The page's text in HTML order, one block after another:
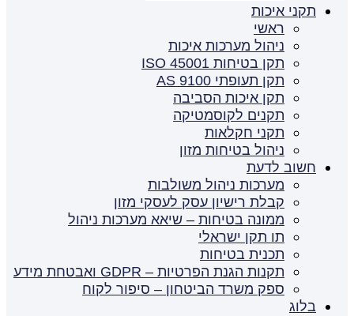
תקני איכות
ראשי
ניהול מערכות איכות
תקן בטיחות ISO 45001
תקן תעופתי AS 9100
תקן איכות הסביבה
תקנים לקוסמטיקה
תקני חקלאות
ניהול בטיחות מזון
חשוב לדעת
מערכות ניהול משולבות
קבלת רישיון עסק לעסקי מזון
ממונה בטיחות – שיאא מערכות ניהול
תו תקן ישראלי
תכנית בטיחות
תקנות הגנת הפרטיות – GDPR ואבטחת מידע
ספק משרד הביטחון – סיפור לקוח
בלוג